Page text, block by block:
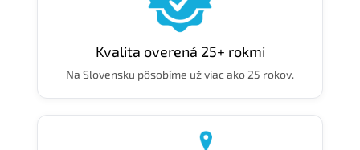
Kvalita overená 25+ rokmi
Na Slovensku pôsobíme už viac ako 25 rokov.